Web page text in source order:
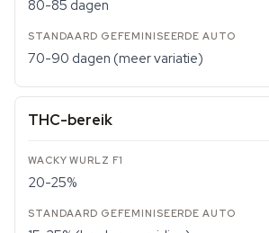
80-85 dagen
70-90 dagen (meer variatie)
THC-bereik
20-25%